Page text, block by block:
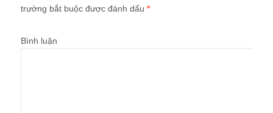
trường bắt buộc được đánh dấu *
Bình luận